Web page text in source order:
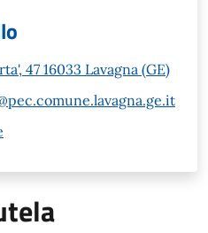
47 16033 Lavagna (GE)